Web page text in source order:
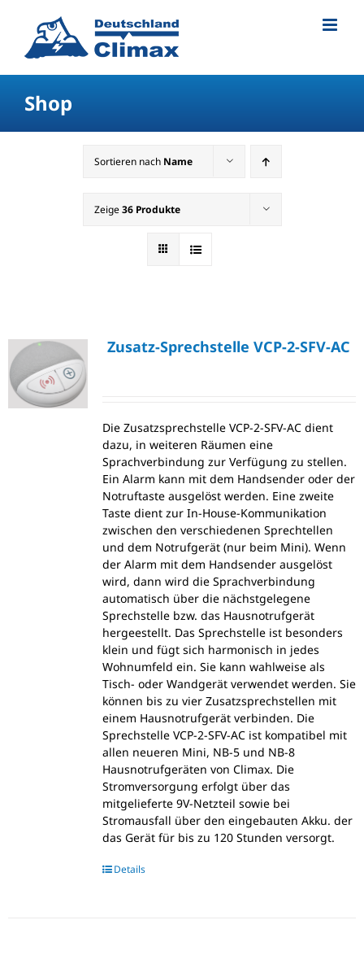
Shop
Sortieren nach Name
Zeige36 Produkte
Zusatz-Sprechstelle VCP-2-SFV-AC
Die Zusatzsprechstelle VCP-2-SFV-AC dient
dazu, in weiteren Räumen eine
Sprachverbindung zur Verfügung zu stellen.
Ein Alarm kann mit dem Handsender oder der
Notruftaste ausgelöst werden. Eine zweite
Taste dient zur In-House-Kommunikation
zwischen den verschiedenen Sprechtellen
und dem Notrufgerät (nur beim Mini). Wenn
der Alarm mit dem Handsender ausgelöst
wird, dann wird die Sprachverbindung
automatisch über die nächstgelegene
Sprechstelle bzw. das Hausnotrufgerät
hergeestellt. Das Sprechstelle ist besonders
klein und fügt sich harmonisch in jedes
Wohnumfeld ein. Sie kann wahlweise als
Tisch- oder Wandgerät verwendet werden. Sie
können bis zu vier Zusatzsprechstellen mit
einem Hausnotrufgerät verbinden. Die
Sprechstelle VCP-2-SFV-AC ist kompatibel mit
allen neueren Mini, NB-5 und NB-8
Hausnotrufgeräten von Climax. Die
Stromversorgung erfolgt über das
mitgelieferte 9V-Netzteil sowie bei
Stromausfall über den eingebauten Akku. der
das Gerät für bis zu 120 Stunden versorgt.
Details